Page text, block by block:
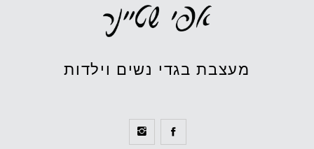
מעצבת בגדי נשים וילדות